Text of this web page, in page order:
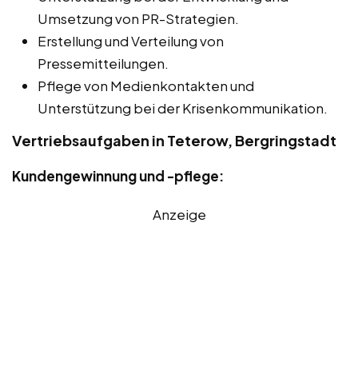
Umsetzung von PR-Strategien.
Erstellung und Verteilung von
Pressemitteilungen.
Pflege von Medienkontakten und
Unterstützung bei der Krisenkommunikation.
Vertriebsaufgaben in Teterow, Bergringstadt
Kundengewinnung und -pflege:
Anzeige